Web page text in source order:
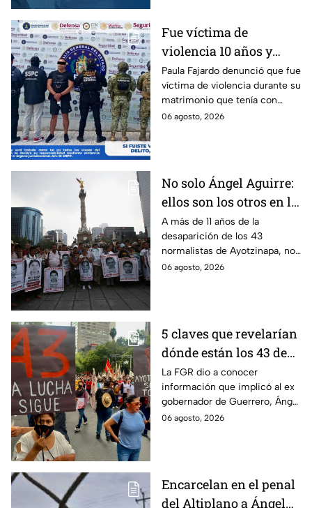
Fue víctima de
violencia 10 años y
hasta ahora detienen al
presunto agresor: el
caso de Paula Fajardo
Paula Fajardo denunció que fue
víctima de violencia durante su
matrimonio que tenía con
Jorge Francisco “N”, quien fue
06 agosto, 2026
No solo Ángel Aguirre:
ellos son los otros en la
lupa por el caso
Ayotzinapa
A más de 11 años de la
desaparición de los 43
normalistas de Ayotzinapa, no
se ha conocido el paradero de
06 agosto, 2026
5 claves que revelarían
dónde están los 43 de
Ayotzinapa tras
captura de Ángel
Aguirre, ex gobernador
de Guerrero
La FGR dio a conocer
información que implicó al ex
gobernador de Guerrero, Ángel
Aguirre, quien fue detenido
06 agosto, 2026
Encarcelan en el penal
del Altiplano a Ángel